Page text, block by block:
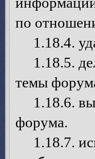
по
1.18.4.
1.18.5.
темы
1.18.6.
форума.
1.18.7.